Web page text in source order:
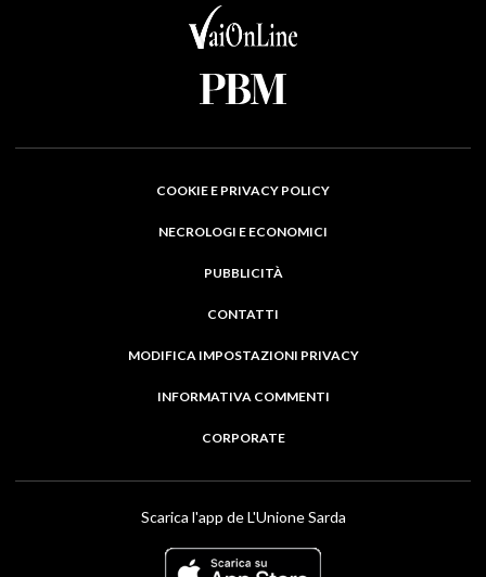
COOKIE E PRIVACY POLICY
NECROLOGI E ECONOMICI
PUBBLICITÀ
CONTATTI
MODIFICA IMPOSTAZIONI PRIVACY
INFORMATIVA COMMENTI
CORPORATE
Scarica l'app de L'Unione Sarda